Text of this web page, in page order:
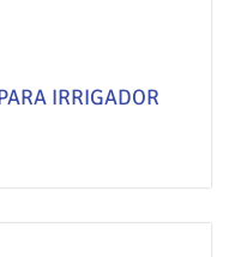
IRRIGADOR